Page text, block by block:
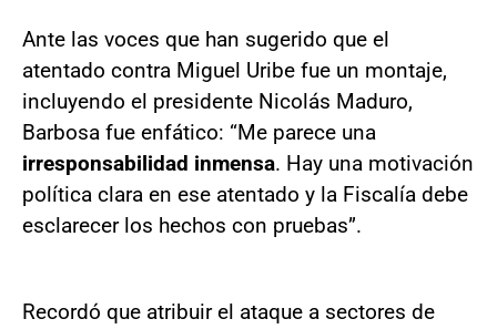
Ante las voces que han sugerido que el
atentado contra Miguel Uribe fue un montaje,
incluyendo el presidente Nicolás Maduro,
Barbosa fue enfático: “Me parece una
irresponsabilidad inmensa. Hay una motivación
política clara en ese atentado y la Fiscalía debe
esclarecer los hechos con pruebas”.
Recordó que atribuir el ataque a sectores de